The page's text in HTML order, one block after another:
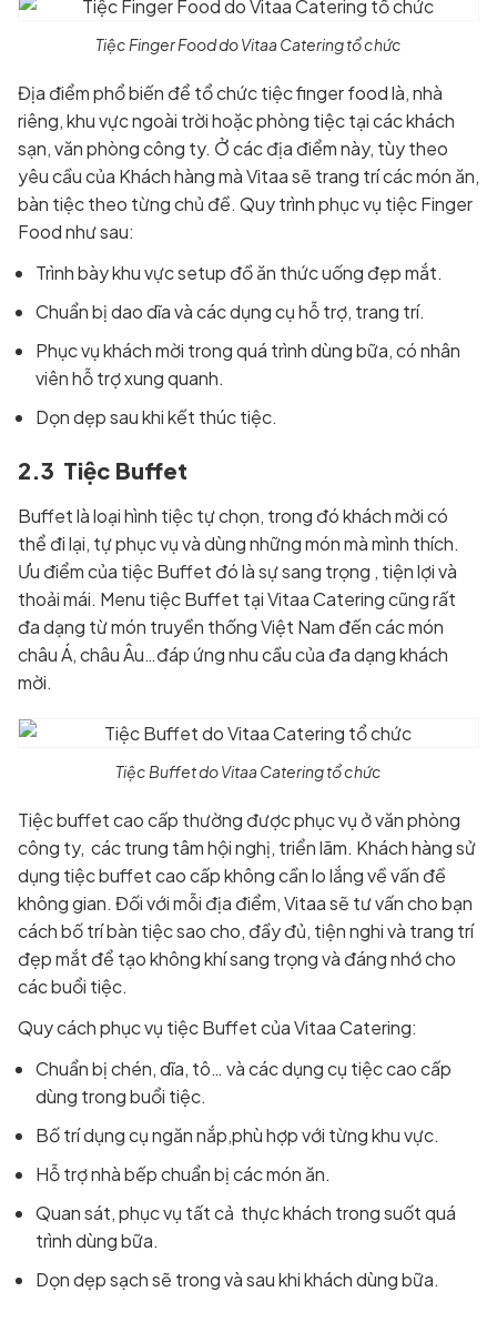
Tiệc Finger Food do Vitaa Catering tổ chức
Địa điểm phổ biến để tổ chức tiệc finger food là, nhà
riêng, khu vực ngoài trời hoặc phòng tiệc tại các khách
sạn, văn phòng công ty. Ở các địa điểm này, tùy theo
yêu cầu của Khách hàng mà Vitaa sẽ trang trí các món ăn,
bàn tiệc theo từng chủ đề. Quy trình phục vụ tiệc Finger
Food như sau:
Trình bày khu vực setup đồ ăn thức uống đẹp mắt.
Chuẩn bị dao dĩa và các dụng cụ hỗ trợ, trang trí.
Phục vụ khách mời trong quá trình dùng bữa, có nhân
viên hỗ trợ xung quanh.
Dọn dẹp sau khi kết thúc tiệc.
2.3 Tiệc Buffet
Buffet là loại hình tiệc tự chọn, trong đó khách mời có
thể đi lại, tự phục vụ và dùng những món mà mình thích.
Ưu điểm của tiệc Buffet đó là sự sang trọng , tiện lợi và
thoải mái. Menu tiệc Buffet tại Vitaa Catering cũng rất
đa dạng từ món truyền thống Việt Nam đến các món
châu Á, châu Âu…đáp ứng nhu cầu của đa dạng khách
mời.
Tiệc Buffet do Vitaa Catering tổ chức
Tiệc buffet cao cấp thường được phục vụ ở văn phòng
công ty, các trung tâm hội nghị, triển lãm. Khách hàng sử
dụng tiệc buffet cao cấp không cần lo lắng về vấn đề
không gian. Đối với mỗi địa điểm, Vitaa sẽ tư vấn cho bạn
cách bố trí bàn tiệc sao cho, đầy đủ, tiện nghi và trang trí
đẹp mắt để tạo không khí sang trọng và đáng nhớ cho
các buổi tiệc.
Quy cách phục vụ tiệc Buffet của Vitaa Catering:
Chuẩn bị chén, dĩa, tô… và các dụng cụ tiệc cao cấp
dùng trong buổi tiệc.
Bố trí dụng cụ ngăn nắp,phù hợp với từng khu vực.
Hỗ trợ nhà bếp chuẩn bị các món ăn.
Quan sát, phục vụ tất cả thực khách trong suốt quá
trình dùng bữa.
Dọn dẹp sạch sẽ trong và sau khi khách dùng bữa.